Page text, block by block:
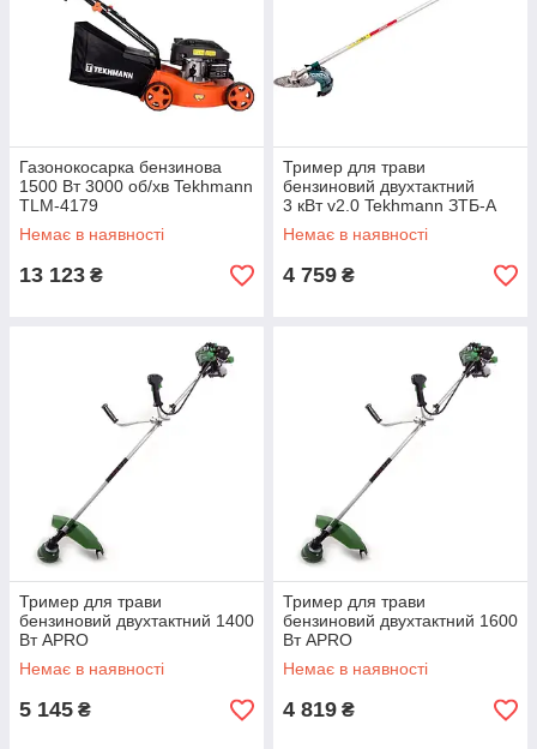
Газонокосарка бензинова
1500 Вт 3000 об/хв Tekhmann
TLM-4179
Немає в наявності
13 123 ₴
Тример для трави
бензиновий двухтактний
3 кВт v2.0 Tekhmann ЗТБ-А
3000
Немає в наявності
4 759 ₴
Тример для трави
бензиновий двухтактний 1400
Вт APRO
Немає в наявності
5 145 ₴
Тример для трави
бензиновий двухтактний 1600
Вт APRO
Немає в наявності
4 819 ₴